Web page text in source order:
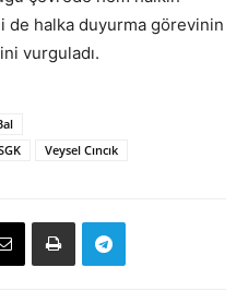
halka duyurma görevinin
vurguladı.
Veysel Cıncık